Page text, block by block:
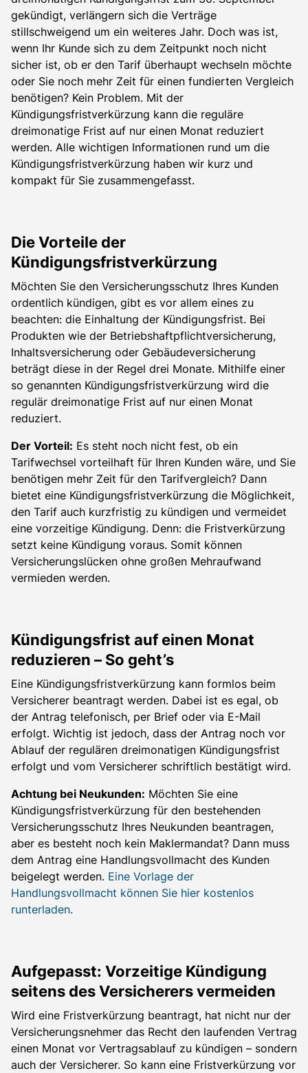
gekündigt, verlängern sich die Verträge
stillschweigend um ein weiteres Jahr. Doch was ist,
wenn Ihr Kunde sich zu dem Zeitpunkt noch nicht
sicher ist, ob er den Tarif überhaupt wechseln möchte
oder Sie noch mehr Zeit für einen fundierten Vergleich
benötigen? Kein Problem. Mit der
Kündigungsfristverkürzung kann die reguläre
dreimonatige Frist auf nur einen Monat reduziert
werden. Alle wichtigen Informationen rund um die
Kündigungsfristverkürzung haben wir kurz und
kompakt für Sie zusammengefasst.
Die Vorteile der
Kündigungsfristverkürzung
Möchten Sie den Versicherungsschutz Ihres Kunden
ordentlich kündigen, gibt es vor allem eines zu
beachten: die Einhaltung der Kündigungsfrist. Bei
Produkten wie der Betriebshaftpflichtversicherung,
Inhaltsversicherung oder Gebäudeversicherung
beträgt diese in der Regel drei Monate. Mithilfe einer
so genannten Kündigungsfristverkürzung wird die
regulär dreimonatige Frist auf nur einen Monat
reduziert.
Der Vorteil: Es steht noch nicht fest, ob ein
Tarifwechsel vorteilhaft für Ihren Kunden wäre, und Sie
benötigen mehr Zeit für den Tarifvergleich? Dann
bietet eine Kündigungsfristverkürzung die Möglichkeit,
den Tarif auch kurzfristig zu kündigen und vermeidet
eine vorzeitige Kündigung. Denn: die Fristverkürzung
setzt keine Kündigung voraus. Somit können
Versicherungslücken ohne großen Mehraufwand
vermieden werden.
Kündigungsfrist auf einen Monat
reduzieren – So geht’s
Eine Kündigungsfristverkürzung kann formlos beim
Versicherer beantragt werden. Dabei ist es egal, ob
der Antrag telefonisch, per Brief oder via E-Mail
erfolgt. Wichtig ist jedoch, dass der Antrag noch vor
Ablauf der regulären dreimonatigen Kündigungsfrist
erfolgt und vom Versicherer schriftlich bestätigt wird.
Achtung bei Neukunden: Möchten Sie eine
Kündigungsfristverkürzung für den bestehenden
Versicherungsschutz Ihres Neukunden beantragen,
aber es besteht noch kein Maklermandat? Dann muss
dem Antrag eine Handlungsvollmacht des Kunden
beigelegt werden. Eine Vorlage der
Handlungsvollmacht können Sie hier kostenlos
runterladen.
Aufgepasst: Vorzeitige Kündigung
seitens des Versicherers vermeiden
Wird eine Fristverkürzung beantragt, hat nicht nur der
Versicherungsnehmer das Recht den laufenden Vertrag
einen Monat vor Vertragsablauf zu kündigen – sondern
auch der Versicherer. So kann eine Fristverkürzung vor